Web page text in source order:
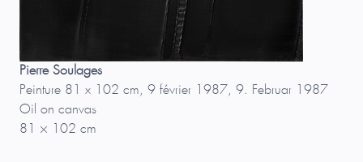
Pierre Soulages
Peinture 81 x 102 cm, 9 février 1987, 9. Februar 1987
Oil on canvas
81 × 102 cm